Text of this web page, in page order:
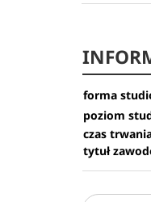
forma
poziom
czas
tytuł